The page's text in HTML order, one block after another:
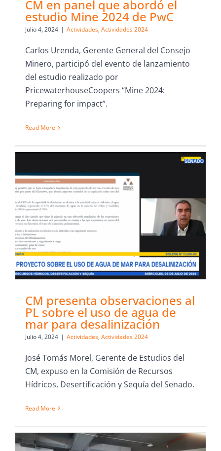
CM en panel que abordó el
estudio Mine 2024 de PwC
Julio 4, 2024 | Actividades, Actividades 2024
Carlos Urenda, Gerente General del Consejo
Minero, participó del evento de lanzamiento
del estudio realizado por
PricewaterhouseCoopers “Mine 2024:
Preparing for impact”.
Read More
CM presenta observaciones al
PL sobre el uso de agua de
mar para desalinización
Julio 4, 2024 | Actividades, Actividades 2024
José Tomás Morel, Gerente de Estudios del
CM, expuso en la Comisión de Recursos
Hídricos, Desertificación y Sequía del Senado.
Read More